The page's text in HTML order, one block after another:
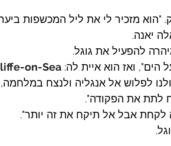
"הוא מזכיר לי את ליל המכשפות
יאנה.
להפעיל את גוגל.
הים", ואז הוא איית לה: on-Sea"
לפלוש אל אנגליה ולנצח
לתת את הפקודה".
לקחת אבל אל תיקח את זה יותר".